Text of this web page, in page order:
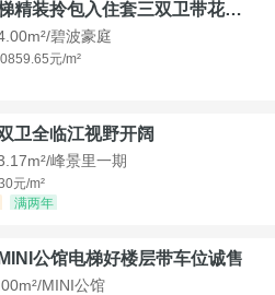
沱四桥电梯精装拎包入住套三双卫带花园40平米带车位
碧波豪庭
元/m²
卫全临江视野开阔
峰景里一期
元/m²
满两年
公馆电梯好楼层带车位诚售
MINI公馆